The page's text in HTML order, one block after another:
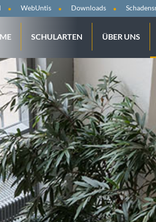
WebUntis Downloads
SCHULARTEN ÜBER UNS